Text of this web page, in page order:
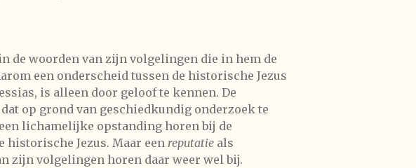
de woorden van zijn volgelingen die in hem de
een onderscheid tussen de historische Jezus
is alleen door geloof te kennen. De
op grond van geschiedkundig onderzoek te
lichamelijke opstanding horen bij de
historische Jezus. Maar een reputatie als
zijn volgelingen horen daar weer wel bij.